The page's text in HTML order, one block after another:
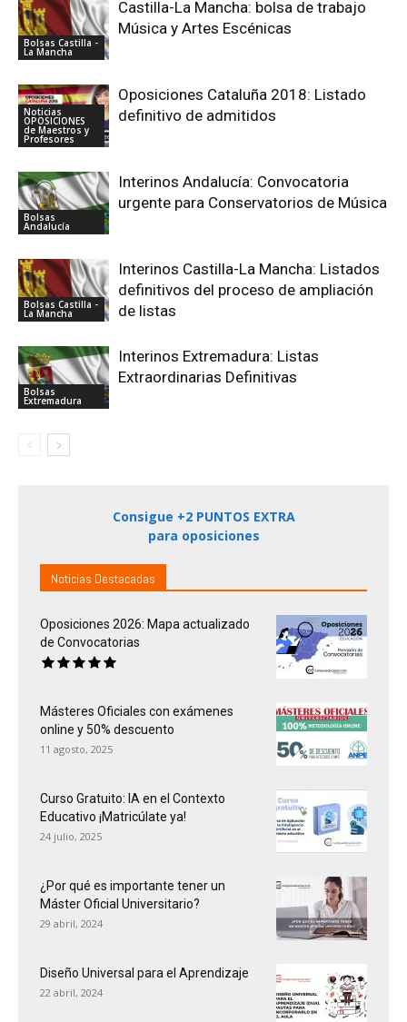
Bolsas Castilla -
La Mancha
Castilla-La Mancha: bolsa de trabajo
Música y Artes Escénicas
Noticias
OPOSICIONES
de Maestros y
Profesores
Oposiciones Cataluña 2018: Listado
definitivo de admitidos
Bolsas
Andalucía
Interinos Andalucía: Convocatoria
urgente para Conservatorios de Música
Bolsas Castilla -
La Mancha
Interinos Castilla-La Mancha: Listados
definitivos del proceso de ampliación
de listas
Bolsas
Extremadura
Interinos Extremadura: Listas
Extraordinarias Definitivas
Consigue +2 PUNTOS EXTRA
para oposiciones
Noticias Destacadas
Oposiciones 2026: Mapa actualizado
de Convocatorias
Másteres Oficiales con exámenes
online y 50% descuento
11 agosto, 2025
Curso Gratuito: IA en el Contexto
Educativo ¡Matricúlate ya!
24 julio, 2025
¿Por qué es importante tener un
Máster Oficial Universitario?
29 abril, 2024
Diseño Universal para el Aprendizaje
22 abril, 2024